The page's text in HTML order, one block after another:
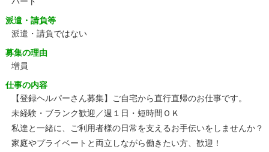
派遣・請負等
派遣・請負ではない
募集の理由
増員
仕事の内容
【登録ヘルパーさん募集】ご自宅から直行直帰のお仕事です。
未経験・ブランク歓迎／週１日・短時間ＯＫ
私達と一緒に、ご利用者様の日常を支えるお手伝いをしませんか？
家庭やプライベートと両立しながら働きたい方、歓迎！